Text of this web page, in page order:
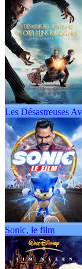
Les Désastreuses
Sonic, le film